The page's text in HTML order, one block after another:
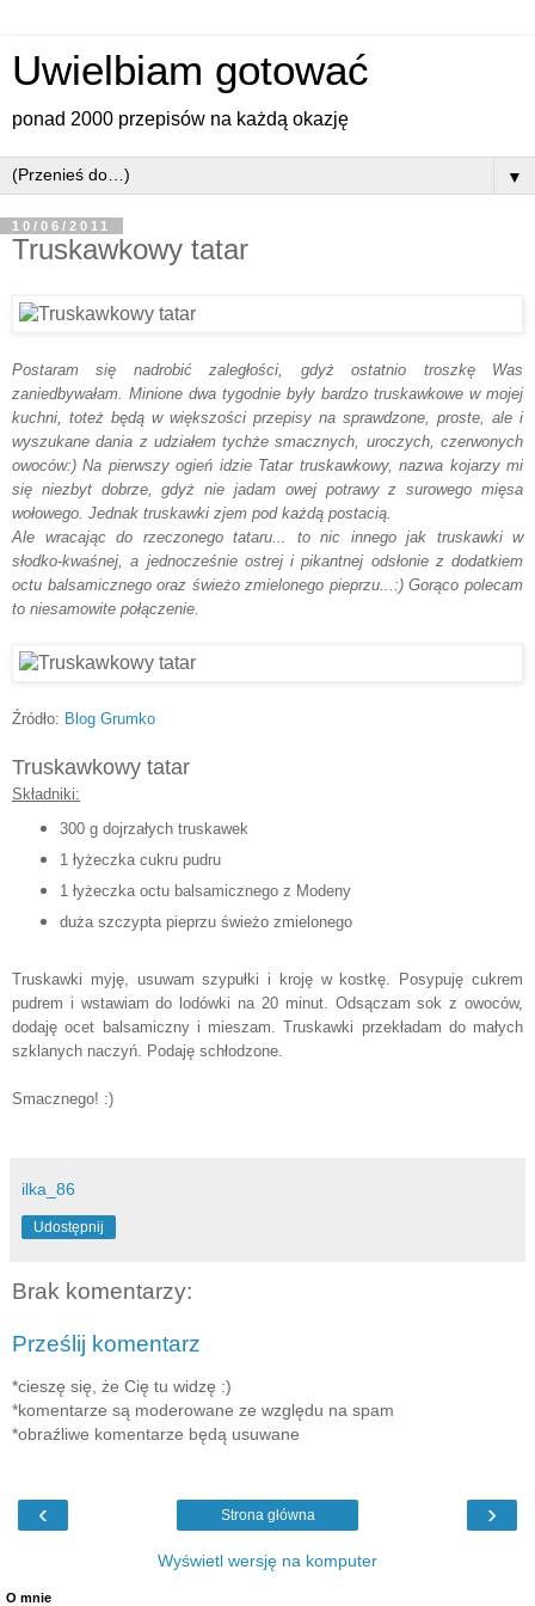
Uwielbiam gotować
ponad 2000 przepisów na każdą okazję
▼
10/06/2011
Truskawkowy tatar
Postaram się nadrobić zaległości, gdyż ostatnio troszkę Was
zaniedbywałam. Minione dwa tygodnie były bardzo truskawkowe w mojej
kuchni, toteż będą w większości przepisy na sprawdzone, proste, ale i
wyszukane dania z udziałem tychże smacznych, uroczych, czerwonych
owoców:) Na pierwszy ogień idzie Tatar truskawkowy, nazwa kojarzy mi
się niezbyt dobrze, gdyż nie jadam owej potrawy z surowego mięsa
wołowego. Jednak truskawki zjem pod każdą postacią.
Ale wracając do rzeczonego tataru... to nic innego jak truskawki w
słodko-kwaśnej, a jednocześnie ostrej i pikantnej odsłonie z dodatkiem
octu balsamicznego oraz świeżo zmielonego pieprzu...:) Gorąco polecam
to niesamowite połączenie.
Źródło: Blog Grumko
Truskawkowy tatar
Składniki:
300 g dojrzałych truskawek
1 łyżeczka cukru pudru
1 łyżeczka octu balsamicznego z Modeny
duża szczypta pieprzu świeżo zmielonego
Truskawki myję, usuwam szypułki i kroję w kostkę. Posypuję cukrem
pudrem i wstawiam do lodówki na 20 minut. Odsączam sok z owoców,
dodaję ocet balsamiczny i mieszam. Truskawki przekładam do małych
szklanych naczyń. Podaję schłodzone.
Smacznego! :)
ilka_86
Udostępnij
Brak komentarzy:
Prześlij komentarz
*cieszę się, że Cię tu widzę :)
*komentarze są moderowane ze względu na spam
*obraźliwe komentarze będą usuwane
‹ ›
Strona główna
Wyświetl wersję na komputer
O mnie